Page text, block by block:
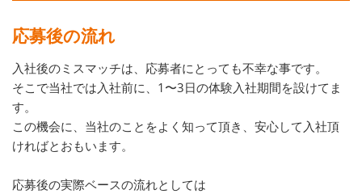
応募後の流れ
入社後のミスマッチは、応募者にとっても不幸な事です。
そこで当社では入社前に、1〜3日の体験入社期間を設けてま
す。
この機会に、当社のことをよく知って頂き、安心して入社頂
ければとおもいます。
応募後の実際ベースの流れとしては